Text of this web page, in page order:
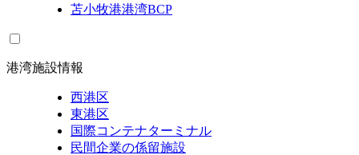
苫小牧港港湾BCP
港湾施設情報
西港区
東港区
国際コンテナターミナル
民間企業の係留施設